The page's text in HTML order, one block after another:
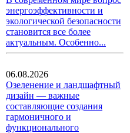
энергоэффективности и
экологической безопасности
становится все более
актуальным. Особенно...
06.08.2026
Озеленение и ландшафтный
дизайн — важные
составляющие создания
гармоничного и
функционального